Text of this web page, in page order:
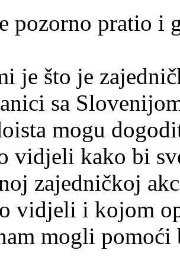
pozorno pratio i
je što je
sa
mogu
vidjeli kako bi
zajedničkoj
vidjeli i kojom
mogli pomoći